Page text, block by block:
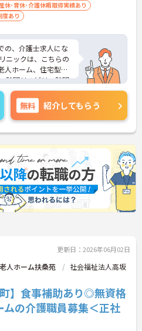
休･育休･介護休暇取得実績あり
度あり
の、介護士求人にな
ニックは、こちらの
人ホーム、住宅型有
訪問リハビリ・訪問
指導なども行ってい
質問につきまして
無料 紹介してもらう
更新日：2026年06月02日
人ホーム扶桑苑
社会福祉法人高坂
町】食事補助あり◎無資格
の介護職員募集＜正社